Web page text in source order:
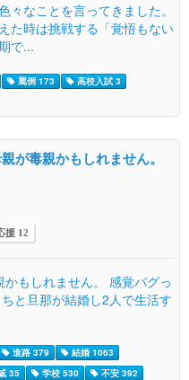
なことを言ってきました。
た時は挑戦する「覚悟もない
で...
罵倒 173
高校入試 3
が毒親かもしれません。
援 12
かもしれません。 感覚バグっ
と旦那が結婚し2人で生活す
進路 379
結婚 1063
35 学校 530
不安 392